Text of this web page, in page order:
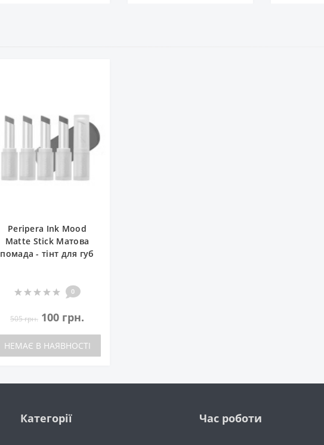
Peripera Ink Mood
Matte Stick Матова
помада - тінт для губ
0
505 грн. 100 грн.
НЕМАЄ В НАЯВНОСТІ
Категорії Час роботи